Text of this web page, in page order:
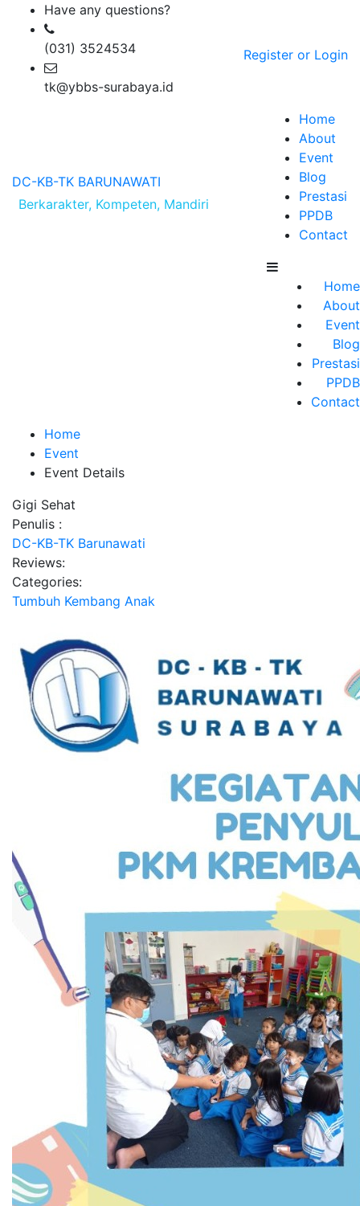
Have any questions?
(031) 3524534
tk@ybbs-surabaya.id
Register or Login
DC-KB-TK BARUNAWATI
Berkarakter, Kompeten, Mandiri
Home
About
Event
Blog
Prestasi
PPDB
Contact
Home
About
Event
Blog
Prestasi
PPDB
Contact
Home
Event
Event Details
Gigi Sehat
Penulis :
DC-KB-TK Barunawati
Reviews:
Categories:
Tumbuh Kembang Anak